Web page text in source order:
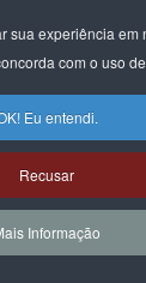
sua experiência em
com o uso
Eu entendi.
Recusar
Informação
2026